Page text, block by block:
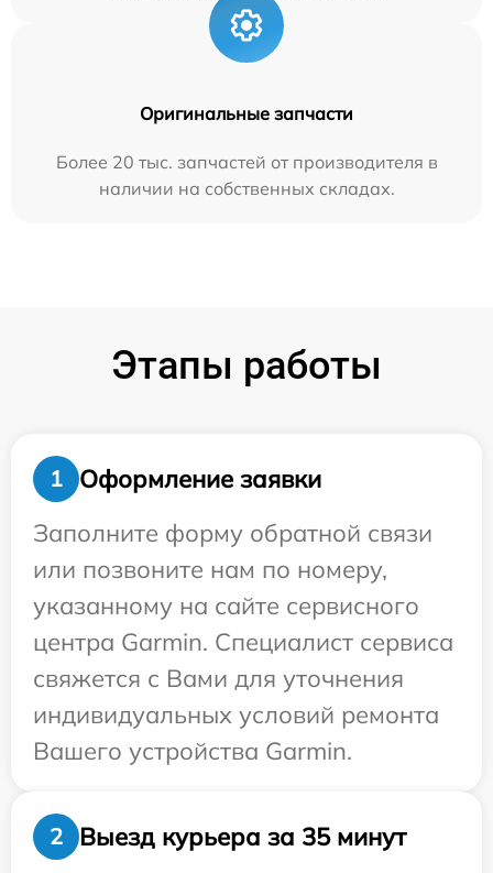
Оригинальные запчасти
Более 20 тыс. запчастей от производителя в
наличии на собственных складах.
Этапы работы
1
Оформление заявки
Заполните форму обратной связи
или позвоните нам по номеру,
указанному на сайте сервисного
центра Garmin. Специалист сервиса
свяжется с Вами для уточнения
индивидуальных условий ремонта
Вашего устройства Garmin.
2 Выезд курьера за 35 минут